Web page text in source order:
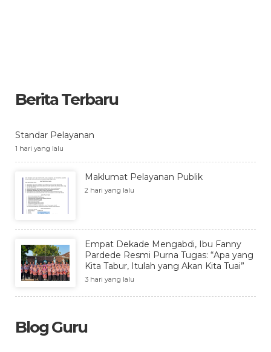
Berita Terbaru
Standar Pelayanan
1 hari yang lalu
Maklumat Pelayanan Publik
2 hari yang lalu
Empat Dekade Mengabdi, Ibu Fanny
Pardede Resmi Purna Tugas: “Apa yang
Kita Tabur, Itulah yang Akan Kita Tuai”
3 hari yang lalu
Blog Guru